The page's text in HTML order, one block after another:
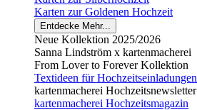
Karten zur Goldenen Hochzeit
Entdecke Mehr...
Neue Kollektion 2025/2026
Sanna Lindström x kartenmacherei
From Lover to Forever Kollektion
Textideen für Hochzeitseinladungen
kartenmacherei Hochzeitsnewsletter
kartenmacherei Hochzeitsmagazin